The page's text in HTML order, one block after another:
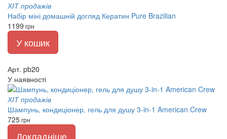
ХІТ продажів
Набір міні домашній догляд Кератин Pure Brazilian
1199 грн
У кошик
Арт. pb20
У наявності
ХІТ продажів
Шампунь, кондиціонер, гель для душу 3-in-1 American Crew
725грн
Докладніше